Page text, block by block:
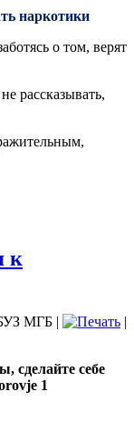
наркотики
о том, верят
рассказывать,
к
МГБ |
|
сделайте себе